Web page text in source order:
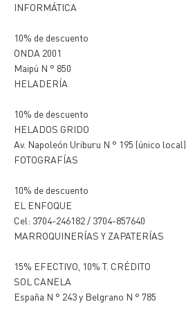
INFORMÁTICA
10% de descuento
ONDA 2001
Maipú N ° 850
HELADERÍA
10% de descuento
HELADOS GRIDO
Av. Napoleón Uriburu N ° 195 (único local)
FOTOGRAFÍAS
10% de descuento
EL ENFOQUE
Cel: 3704-246182 / 3704-857640
MARROQUINERÍAS Y ZAPATERÍAS
15% EFECTIVO, 10% T. CRÉDITO
SOL CANELA
España N ° 243 y Belgrano N ° 785